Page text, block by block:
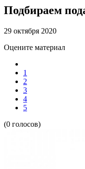
Подбираем
29 октября 2020
Оцените материал
1
2
3
4
5
(0 голосов)